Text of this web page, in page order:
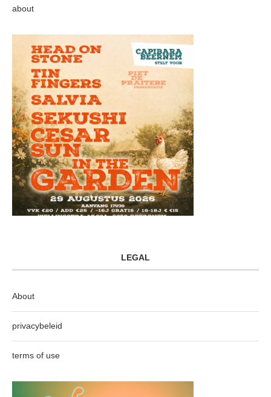
about
LEGAL
About
privacybeleid
terms of use